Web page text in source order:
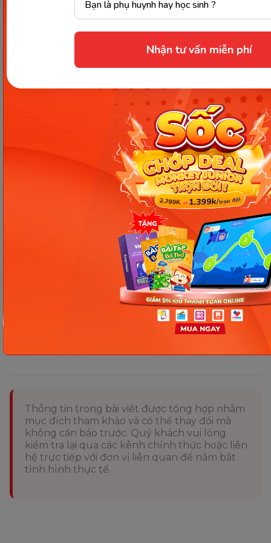
Nhận tư vấn miễn phí
Cách 2: Mua Monkey Speak trọn đời.
khóa học theo 1 trong 2 hình thức dưới đây:
CHplay bằng thẻ thanh toán quốc tế
Hình thức mua khác (COD, chuyển khoản, đại
lý): Áp dụng khi mua khóa học mới, ba mẹ sẽ
nhận được tài khoản kích hoạt. Khi nâng cấp
hoặc gia hạn, ba mẹ sẽ được nhận mã kích
Hy vọng những thông tin trên đã giúp ba mẹ hiểu
rõ hơn về khóa học Monkey Speak trong siêu ứng
dụng Monkey Junior. Nếu ba mẹ còn có điều gì cần
giải đáp và hỗ trợ về phiên bản mới, vui lòng inbox
Monkey Junior-Monkey Việt Namhoặc
liên hệ đến bộ phận CSKH của Monkey qua
HOTLINE 1900 63 60 52 để được hỗ trợ nhanh nhất!
Thông tin trong bài viết được tổng hợp nhằm
mục đích tham khảo và có thể thay đổi mà
không cần báo trước. Quý khách vui lòng
kiểm tra lại qua các kênh chính thức hoặc liên
hệ trực tiếp với đơn vị liên quan để nắm bắt
tình hình thực tế.